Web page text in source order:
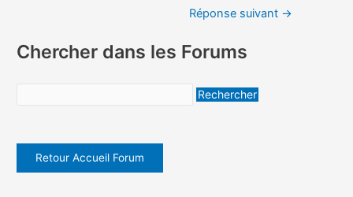
Réponse suivant →
Chercher dans les Forums
Retour Accueil Forum